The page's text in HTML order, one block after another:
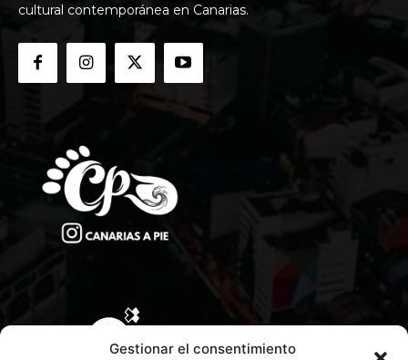
Gestionar el consentimiento
cultural contemporánea en Canarias.